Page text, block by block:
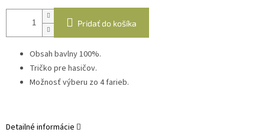
Pridať do košíka
Obsah bavlny 100%.
Tričko pre hasičov.
Možnosť výberu zo 4 farieb.
Detailné informácie